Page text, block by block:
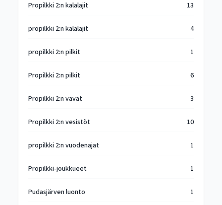
Propilkki 2:n kalalajit 13
propilkki 2:n kalalajit 4
propilkki 2:n pilkit 1
Propilkki 2:n pilkit 6
Propilkki 2:n vavat 3
Propilkki 2:n vesistöt 10
propilkki 2:n vuodenajat 1
Propilkki-joukkueet 1
Pudasjärven luonto 1